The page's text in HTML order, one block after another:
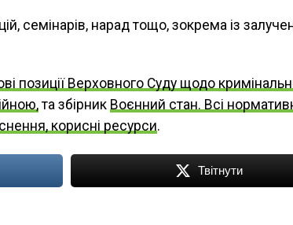
семінарів, нарад тощо, зокрема із
позиції Верховного Суду щодо
та збірник Воєнний стан. Всі
корисні ресурси.
Твітнути